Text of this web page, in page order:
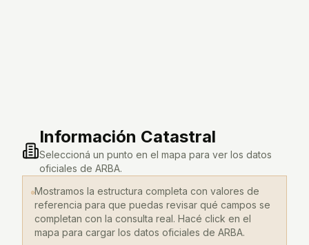
Información Catastral
Seleccioná un punto en el mapa para ver los datos
oficiales de ARBA.
Mostramos la estructura completa con valores de
referencia para que puedas revisar qué campos se
completan con la consulta real. Hacé click en el
mapa para cargar los datos oficiales de ARBA.